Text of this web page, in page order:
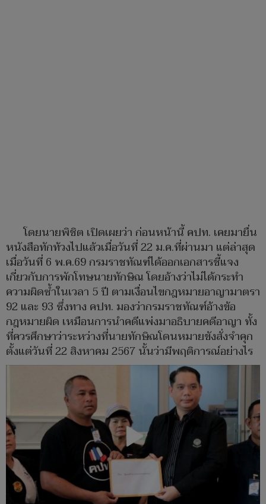
โดยนายพิชิต เปิดเผยว่า ก่อนหน้านี้ คปท. เคยมายื่น
หนังสือทักท้วงไปแล้วเมื่อวันที่ 22 ม.ค.ที่ผ่านมา แต่ล่าสุด
เมื่อวันที่ 6 พ.ค.69 กรมราชทัณฑ์ได้ออกเอกสารชี้แจง
เกี่ยวกับการพักโทษนายทักษิณ โดยอ้างว่าไม่ได้กระทำ
ความผิดซ้ำในเวลา 5 ปี ตามเงื่อนไขกฎหมายอาญามาตรา
92 และ 93 ซึ่งทาง คปท. มองว่ากรมราชทัณฑ์อ้างข้อ
กฎหมายผิด เหมือนการนำคดีแพ่งมาอธิบายคดีอาญา ทั้ง
ที่ควรศึกษาว่าระหว่างที่นายทักษิณโดนหมายขังสั่งจำคุก
ตั้งแต่วันที่ 22 สิงหาคม 2567 นั้นว่ามีพฤติการณ์อย่างไร